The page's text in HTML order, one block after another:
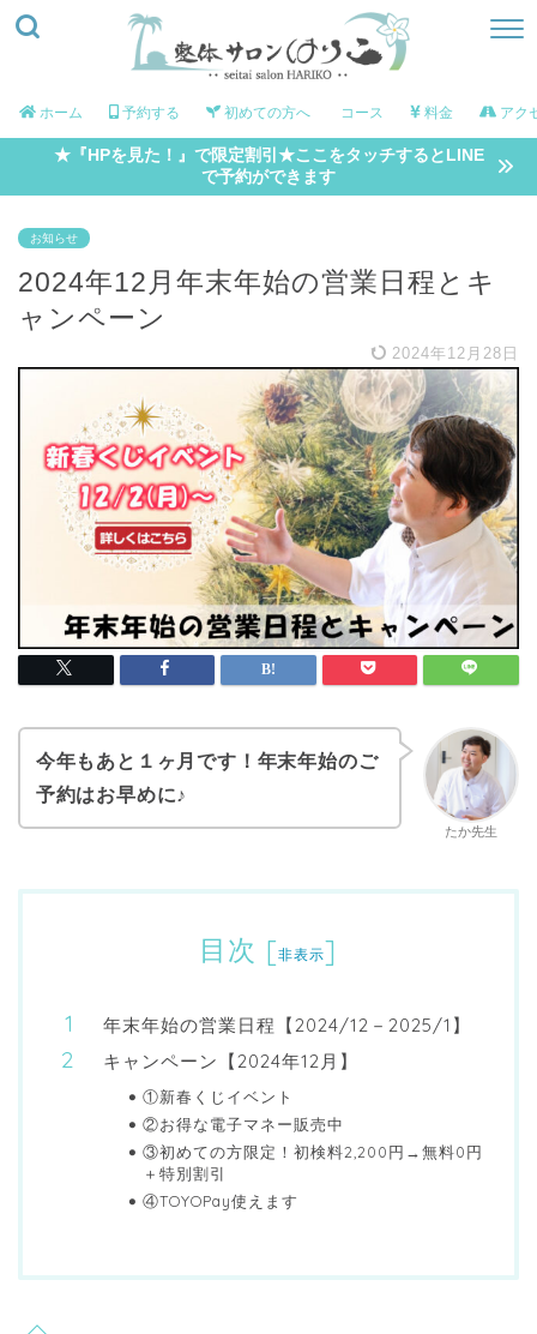
ホーム 予約する 初めての方へ コース 料金 アク
★『HPを見た！』で限定割引★ここをタッチするとLINE
で予約ができます
お知らせ
2024年12月年末年始の営業日程とキ
ャンペーン
2024年12月28日
たか先生
今年もあと１ヶ月です！年末年始のご
予約はお早めに♪
目次 [非表示]
年末年始の営業日程【2024/12－2025/1】
キャンペーン【2024年12月】
①新春くじイベント
②お得な電子マネー販売中
③初めての方限定！初検料2,200円→無料0円
＋特別割引
④TOYOPay使えます